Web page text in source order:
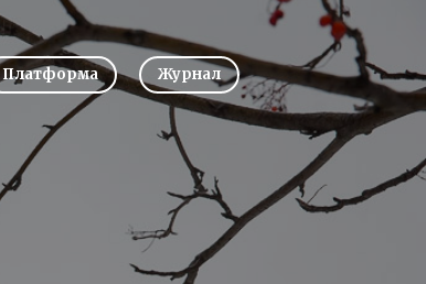
Платформа Журнал